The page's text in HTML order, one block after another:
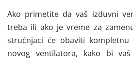
Ako primetite da vaš izduvni
treba ili ako je vreme za
stručnjaci će obaviti kompletnu
novog ventilatora, kako bi